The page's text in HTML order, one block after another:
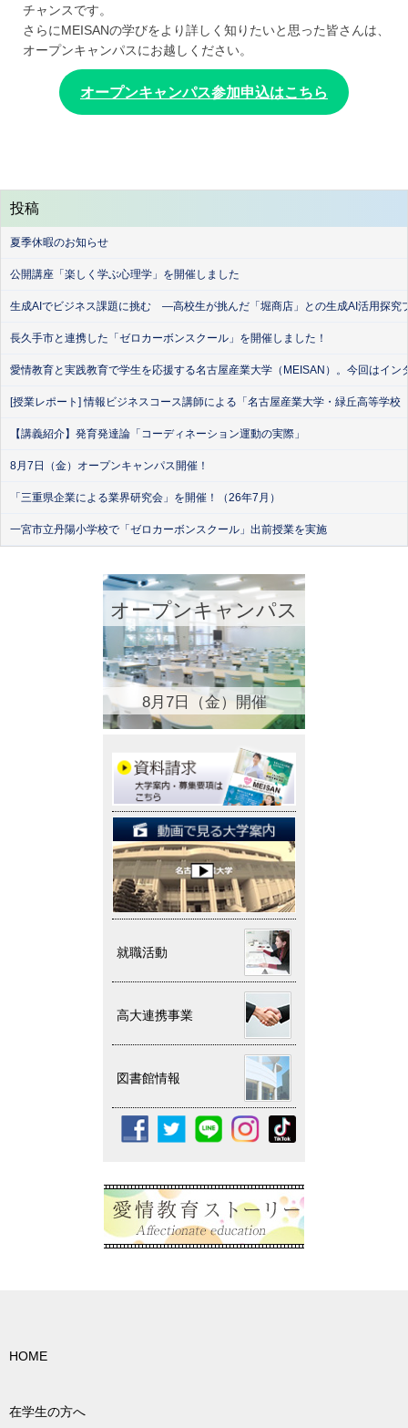
チャンスです。
さらにMEISANの学びをより詳しく知りたいと思った皆さんは、
オープンキャンパスにお越しください。
オープンキャンパス参加申込はこちら
投稿
夏季休暇のお知らせ
公開講座「楽しく学ぶ心理学」を開催しました
生成AIでビジネス課題に挑む ―高校生が挑んだ「堀商店」との生成AI活用探究
長久手市と連携した「ゼロカーボンスクール」を開催しました！
愛情教育と実践教育で学生を応援する名古屋産業大学（MEISAN）。今回はイ
[授業レポート] 情報ビジネスコース講師による「名古屋産業大学・緑丘高等学
【講義紹介】発育発達論「コーディネーション運動の実際」
8月7日（金）オープンキャンパス開催！
「三重県企業による業界研究会」を開催！（26年7月）
一宮市立丹陽小学校で「ゼロカーボンスクール」出前授業を実施
オープンキャンパス
8月7日（金）開催
就職活動
高大連携事業
図書館情報
HOME
在学生の方へ